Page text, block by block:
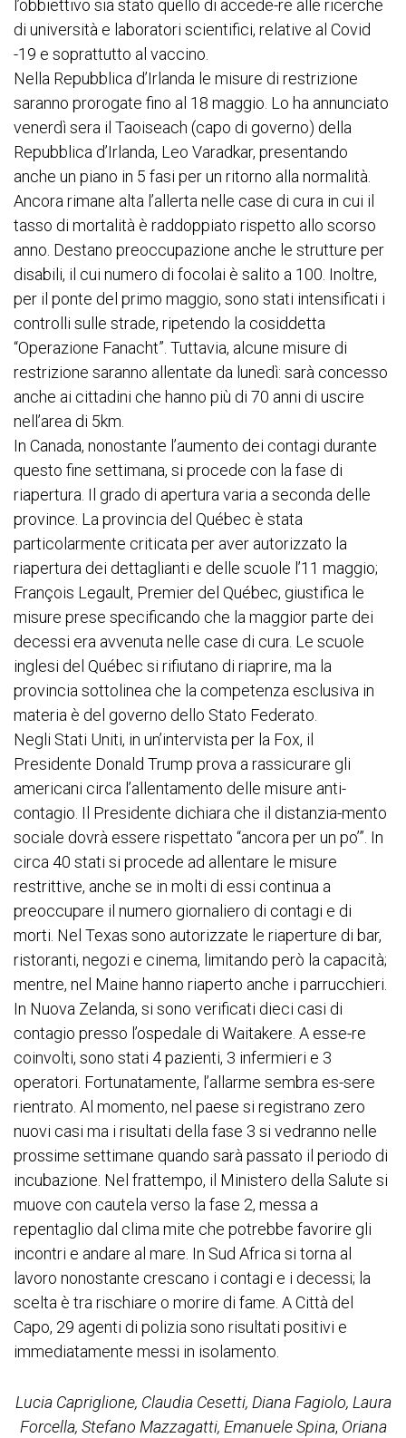
l’obbiettivo sia stato quello di accede-re alle ricerche
di università e laboratori scientifici, relative al Covid
-19 e soprattutto al vaccino.
Nella Repubblica d’Irlanda le misure di restrizione
saranno prorogate fino al 18 maggio. Lo ha annunciato
venerdì sera il Taoiseach (capo di governo) della
Repubblica d’Irlanda, Leo Varadkar, presentando
anche un piano in 5 fasi per un ritorno alla normalità.
Ancora rimane alta l’allerta nelle case di cura in cui il
tasso di mortalità è raddoppiato rispetto allo scorso
anno. Destano preoccupazione anche le strutture per
disabili, il cui numero di focolai è salito a 100. Inoltre,
per il ponte del primo maggio, sono stati intensificati i
controlli sulle strade, ripetendo la cosiddetta
“Operazione Fanacht”. Tuttavia, alcune misure di
restrizione saranno allentate da lunedì: sarà concesso
anche ai cittadini che hanno più di 70 anni di uscire
nell’area di 5km.
In Canada, nonostante l’aumento dei contagi durante
questo fine settimana, si procede con la fase di
riapertura. Il grado di apertura varia a seconda delle
province. La provincia del Québec è stata
particolarmente criticata per aver autorizzato la
riapertura dei dettaglianti e delle scuole l’11 maggio;
François Legault, Premier del Québec, giustifica le
misure prese specificando che la maggior parte dei
decessi era avvenuta nelle case di cura. Le scuole
inglesi del Québec si rifiutano di riaprire, ma la
provincia sottolinea che la competenza esclusiva in
materia è del governo dello Stato Federato.
Negli Stati Uniti, in un’intervista per la Fox, il
Presidente Donald Trump prova a rassicurare gli
americani circa l’allentamento delle misure anti-
contagio. Il Presidente dichiara che il distanzia-mento
sociale dovrà essere rispettato “ancora per un po’”. In
circa 40 stati si procede ad allentare le misure
restrittive, anche se in molti di essi continua a
preoccupare il numero giornaliero di contagi e di
morti. Nel Texas sono autorizzate le riaperture di bar,
ristoranti, negozi e cinema, limitando però la capacità;
mentre, nel Maine hanno riaperto anche i parrucchieri.
In Nuova Zelanda, si sono verificati dieci casi di
contagio presso l’ospedale di Waitakere. A esse-re
coinvolti, sono stati 4 pazienti, 3 infermieri e 3
operatori. Fortunatamente, l’allarme sembra es-sere
rientrato. Al momento, nel paese si registrano zero
nuovi casi ma i risultati della fase 3 si vedranno nelle
prossime settimane quando sarà passato il periodo di
incubazione. Nel frattempo, il Ministero della Salute si
muove con cautela verso la fase 2, messa a
repentaglio dal clima mite che potrebbe favorire gli
incontri e andare al mare. In Sud Africa si torna al
lavoro nonostante crescano i contagi e i decessi; la
scelta è tra rischiare o morire di fame. A Città del
Capo, 29 agenti di polizia sono risultati positivi e
immediatamente messi in isolamento.
Lucia Capriglione, Claudia Cesetti, Diana Fagiolo, Laura
Forcella, Stefano Mazzagatti, Emanuele Spina, Oriana